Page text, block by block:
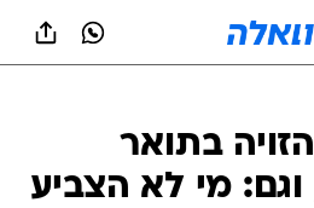
בתואר
מי לא הצביע